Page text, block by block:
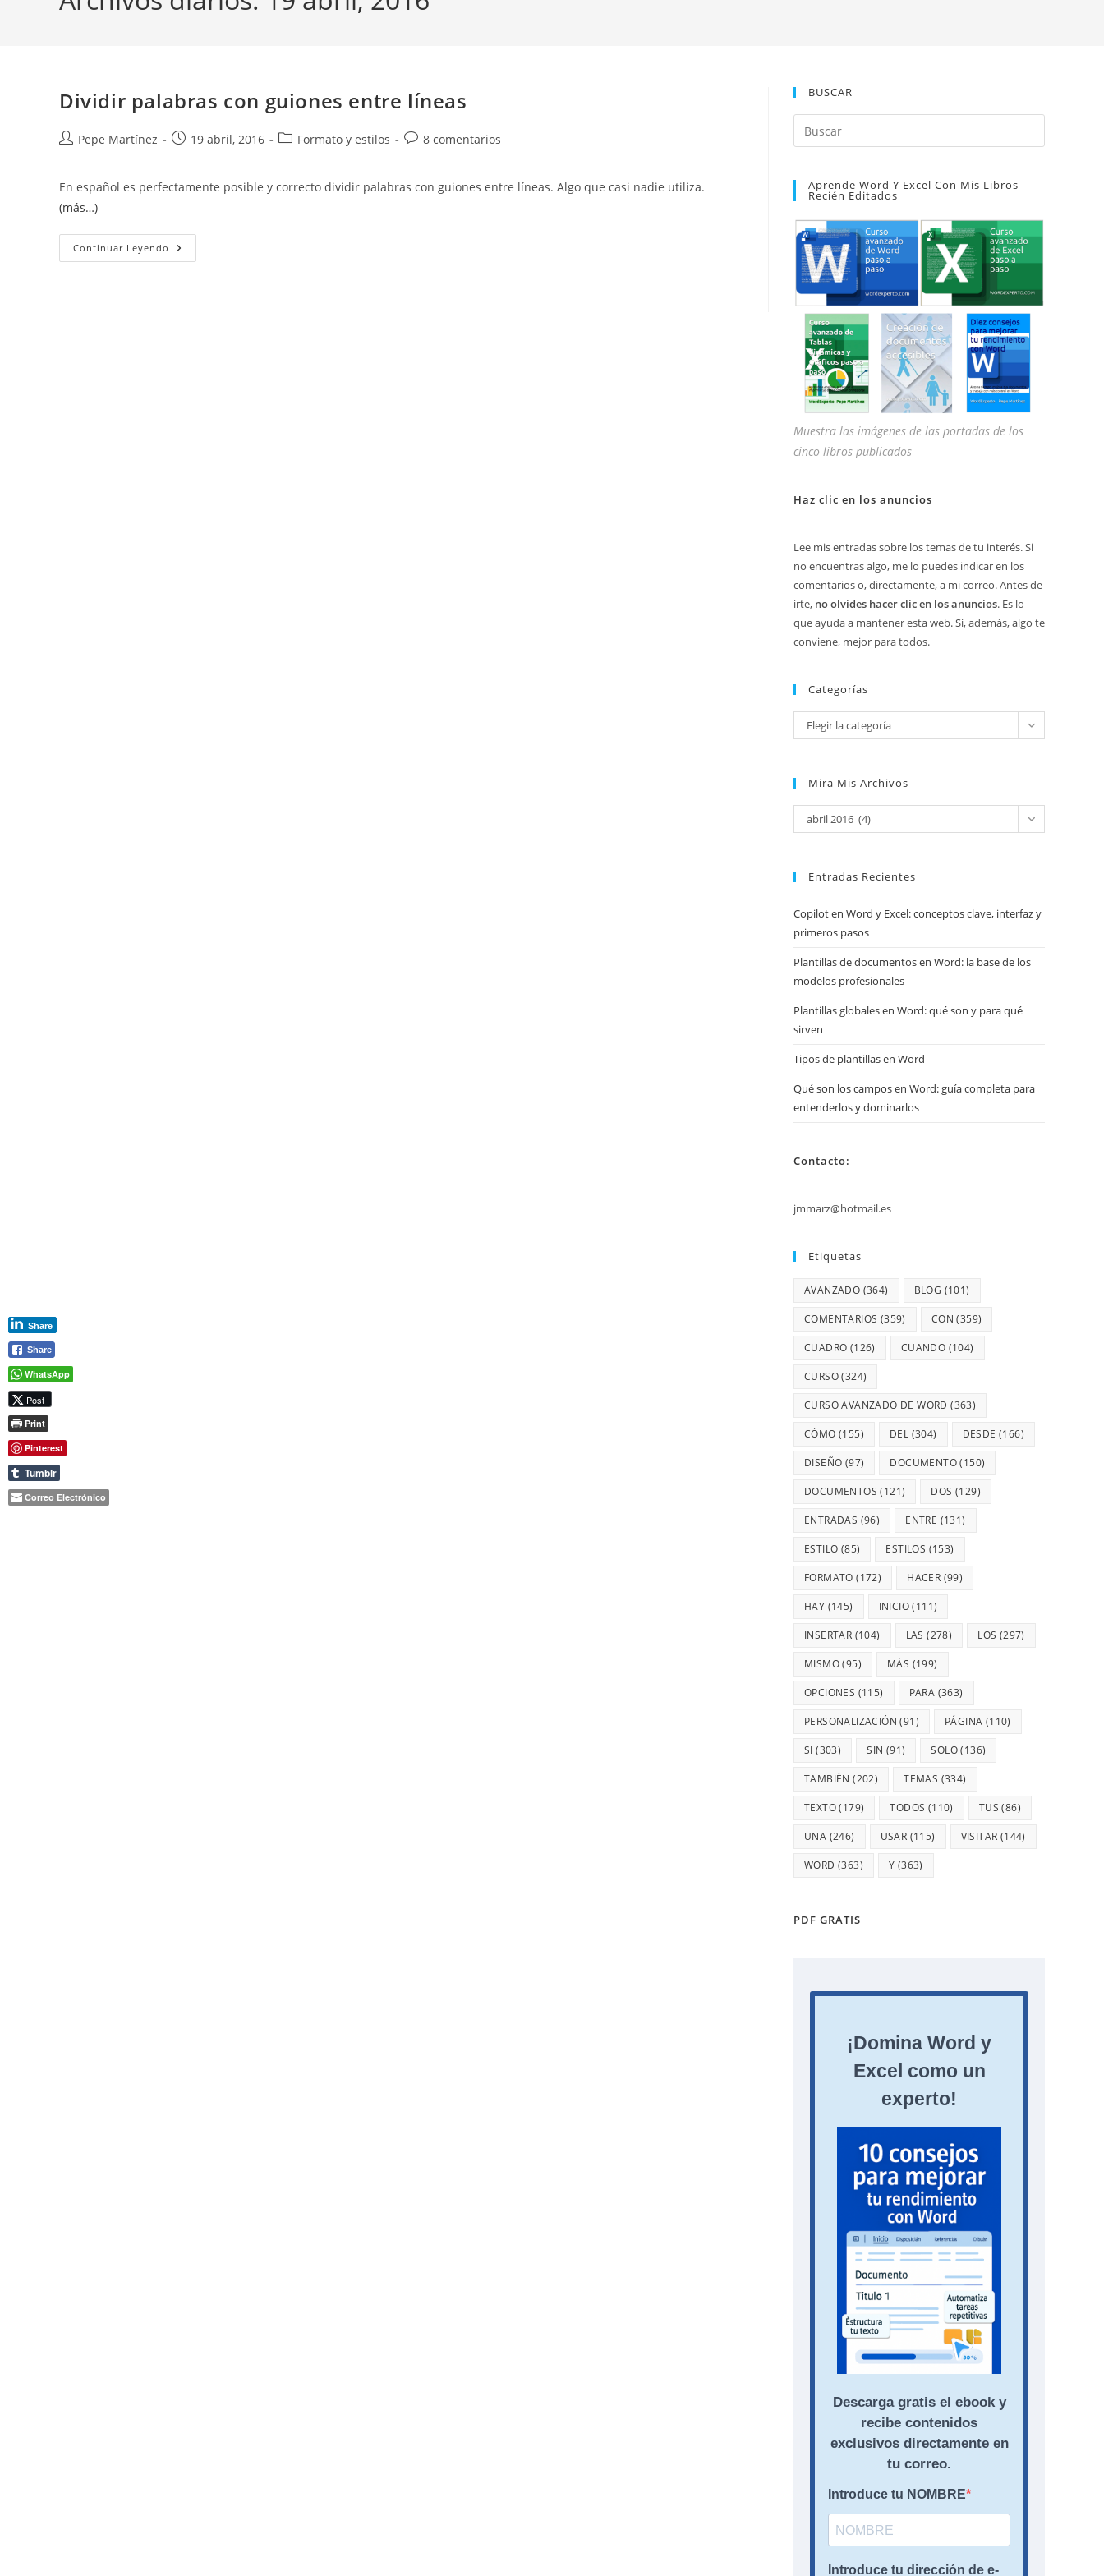
Dividir palabras con guiones entre líneas
Autor
entrada:
Pepe Martínez
Publicación
entrada:
19 abril, 2016
Categoría
entrada:
Formato y estilos
Comentarios
entrada:
8 comentarios
En español es perfectamente posible y correcto dividir palabras con guiones entre líneas. Algo que casi nadie utiliza.
(más…)
Continuar Leyendo Dividir
Palabras
BUSCAR
Escape
Aprende Word Y Excel Con Mis Libros
Recién Editados
Muestra las imágenes de las portadas de los
cinco libros publicados
Haz clic en los anuncios
Lee mis entradas sobre los temas de tu interés. Si
no encuentras algo, me lo puedes indicar en los
comentarios o, directamente, a mi correo. Antes de
irte, no olvides hacer clic en los anuncios. Es lo
que ayuda a mantener esta web. Si, además, algo te
conviene, mejor para todos.
Categorías
Categorías
Elegir la categoría
Mira Mis Archivos
Mira
mis
abril 2016 (4)
Entradas Recientes
Copilot en Word y Excel: conceptos clave, interfaz y
primeros pasos
Plantillas de documentos en Word: la base de los
modelos profesionales
Plantillas globales en Word: qué son y para qué
sirven
Tipos de plantillas en Word
Qué son los campos en Word: guía completa para
entenderlos y dominarlos
Contacto:
jmmarz@hotmail.es
Etiquetas
AVANZADO (364) BLOG (101)
COMENTARIOS (359) CON (359)
CUADRO (126) CUANDO (104)
CURSO(324)
CURSO AVANZADO DE WORD (363)
CÓMO (155) DEL (304) DESDE (166)
DISEÑO (97) DOCUMENTO(150)
DOCUMENTOS (121) DOS (129)
ENTRADAS (96) ENTRE (131)
ESTILO (85) ESTILOS (153)
FORMATO (172) HACER (99)
HAY (145) INICIO(111)
INSERTAR (104) LAS (278) LOS (297)
MISMO(95) MÁS (199)
OPCIONES (115) PARA (363)
PERSONALIZACIÓN (91) PÁGINA (110)
SI (303) SIN (91) SOLO(136)
TAMBIÉN (202) TEMAS (334)
TEXTO(179) TODOS (110) TUS (86)
UNA (246) USAR (115) VISITAR (144)
WORD (363) Y (363)
PDF GRATIS
Share
Share
WhatsApp
Post
Print
Pinterest
Tumblr
Correo Electrónico